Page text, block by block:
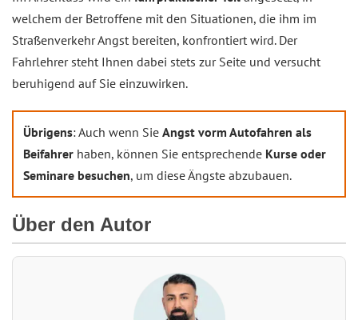
welchem der Betroffene mit den Situationen, die ihm im
Straßenverkehr Angst bereiten, konfrontiert wird. Der
Fahrlehrer steht Ihnen dabei stets zur Seite und versucht
beruhigend auf Sie einzuwirken.
Übrigens: Auch wenn Sie Angst vorm Autofahren als
Beifahrer haben, können Sie entsprechende Kurse oder
Seminare besuchen, um diese Ängste abzubauen.
Über den Autor